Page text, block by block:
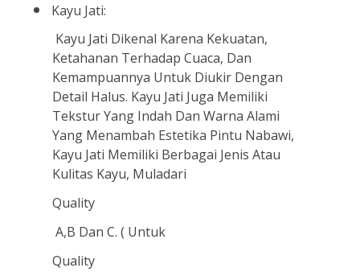
Kayu Jati:
Kayu Jati Dikenal Karena Kekuatan,
Ketahanan Terhadap Cuaca, Dan
Kemampuannya Untuk Diukir Dengan
Detail Halus. Kayu Jati Juga Memiliki
Tekstur Yang Indah Dan Warna Alami
Yang Menambah Estetika Pintu Nabawi,
Kayu Jati Memiliki Berbagai Jenis Atau
Kulitas Kayu, Muladari
Quality
A,B Dan C. ( Untuk
Quality